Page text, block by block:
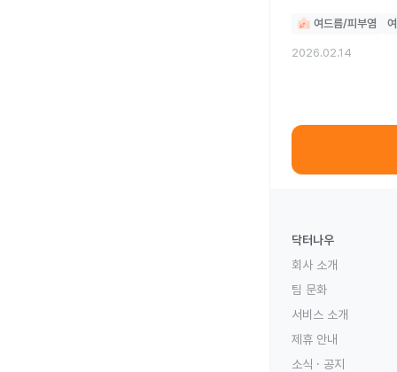
여드름/피부염
2026.02.14
닥터나우
회사 소개
팀 문화
서비스 소개
제휴 안내
소식 · 공지